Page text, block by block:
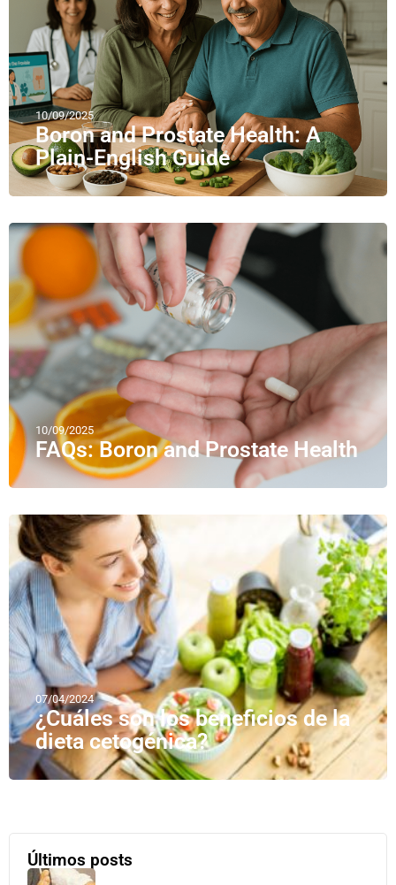
10/09/2025
Boron and Prostate Health: A
Plain-English Guide
10/09/2025
FAQs: Boron and Prostate Health
07/04/2024
¿Cuáles son los beneficios de la
dieta cetogénica?
Últimos posts